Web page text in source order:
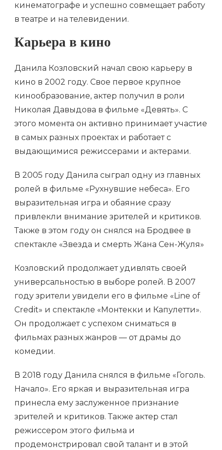
кинематографе и успешно совмещает работу
в театре и на телевидении.
Карьера в кино
Данила Козловский начал свою карьеру в
кино в 2002 году. Свое первое крупное
кинообразование, актер получил в роли
Николая Давыдова в фильме «Девять». С
этого момента он активно принимает участие
в самых разных проектах и работает с
выдающимися режиссерами и актерами.
В 2005 году Данила сыграл одну из главных
ролей в фильме «Рухнувшие небеса». Его
выразительная игра и обаяние сразу
привлекли внимание зрителей и критиков.
Также в этом году он снялся на Бродвее в
спектакле «Звезда и смерть Жана Сен-Жуля»
Козловский продолжает удивлять своей
универсальностью в выборе ролей. В 2007
году зрители увидели его в фильме «Line of
Credit» и спектакле «Монтекки и Капулетти».
Он продолжает с успехом сниматься в
фильмах разных жанров — от драмы до
комедии.
В 2018 году Данила снялся в фильме «Гоголь.
Начало». Его яркая и выразительная игра
принесла ему заслуженное признание
зрителей и критиков. Также актер стал
режиссером этого фильма и
продемонстрировал свой талант и в этой